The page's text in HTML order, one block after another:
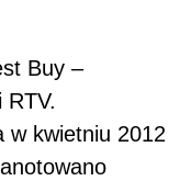
Buy –
w kwietniu 2012